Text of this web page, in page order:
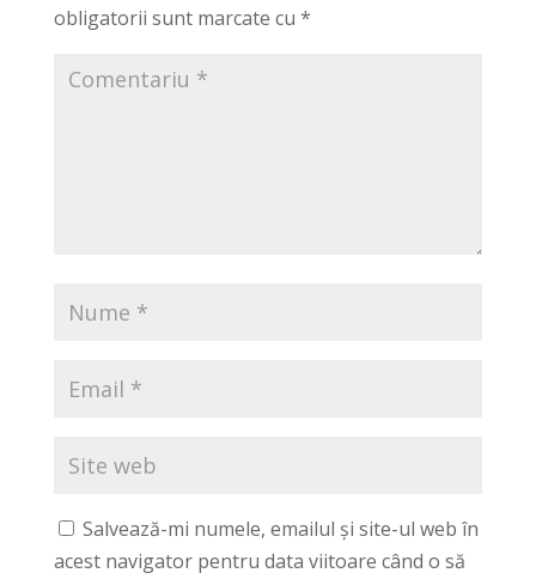
obligatorii sunt marcate cu *
Salvează-mi numele, emailul și site-ul web în
acest navigator pentru data viitoare când o să